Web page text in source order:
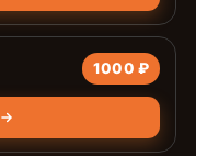
1000 ₽